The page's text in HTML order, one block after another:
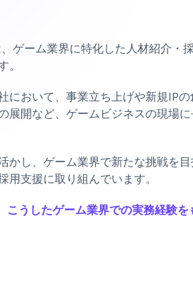
ゲーム業界に特化した人材紹介・
。
において、事業立ち上げや新規IP
展開など、ゲームビジネスの現場
かし、ゲーム業界で新たな挑戦を
用支援に取り組んでいます。
うしたゲーム業界での実務経験を